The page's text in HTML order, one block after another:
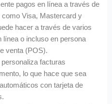
pagos en línea a través de
Visa, Mastercard y
hacer a través de varios
línea o incluso en persona
venta (POS).
facturas
lo que hace que sea
con tarjeta de